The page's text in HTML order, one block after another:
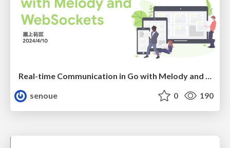
Real-time Communication in Go with Melody and WebSockets
senoue
0 190